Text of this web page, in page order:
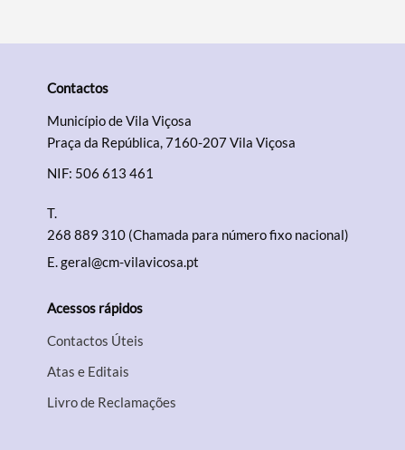
Contactos
Município de Vila Viçosa
Praça da República, 7160-207 Vila Viçosa
NIF: 506 613 461
T.
268 889 310 (Chamada para número fixo nacional)
E.geral@cm-vilavicosa.pt
Acessos rápidos
Contactos Úteis
Atas e Editais
Livro de Reclamações